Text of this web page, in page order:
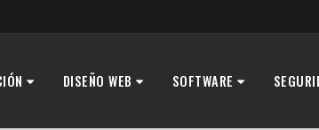
DISEÑO WEB SOFTWARE